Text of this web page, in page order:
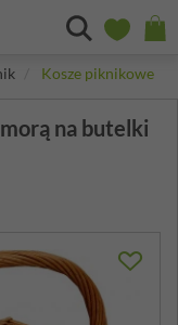
Kosze piknikowe
na butelki